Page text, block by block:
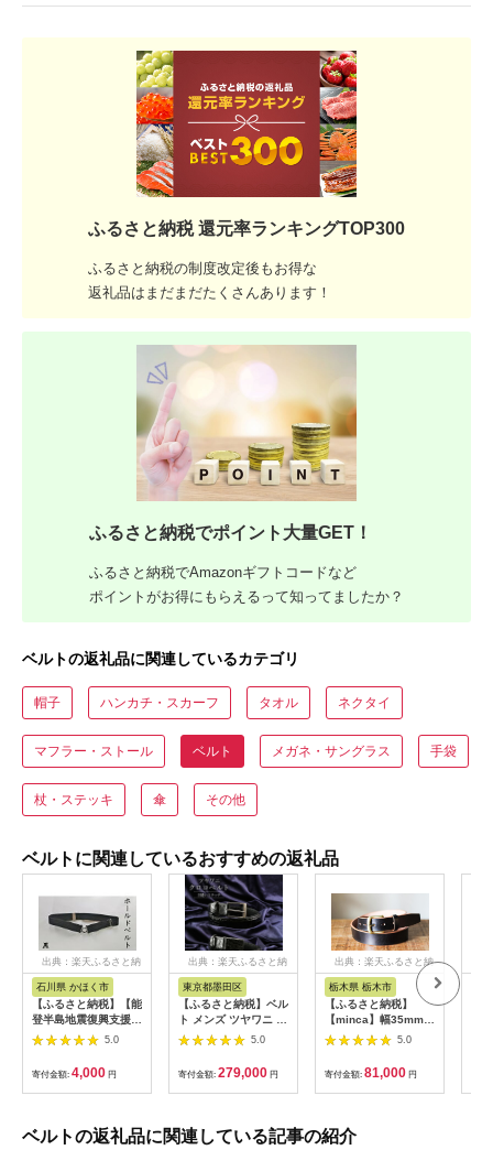
ふるさと納税 還元率ランキングTOP300
ふるさと納税の制度改定後もお得な
返礼品はまだまだたくさんあります！
ふるさと納税でポイント大量GET！
ふるさと納税でAmazonギフトコードなど
ポイントがお得にもらえるって知ってましたか？
ベルトの返礼品に関連しているカテゴリ
帽子 ハンカチ・スカーフ タオル ネクタイ
マフラー・ストール ベルト メガネ・サングラス 手袋
杖・ステッキ 傘 その他
ベルトに関連しているおすすめの返礼品
出典：楽天ふるさと納
石川県 かほく市
【ふるさと納税】【能
登半島地震復興支援】
ホールドベルト5.0
寄付金額: 4,000 円
出典：楽天ふるさと納
東京都墨田区
【ふるさと納税】ベル
ト メンズ ツヤワニ ク
ロコベルト 幅35mm
クロ 手縫いステッチ
レザー 革 本革 革製品
クロコダイル ワニ革
クロコダイルベルト
ベルト メンズベルト
黒 日本製 東京 東京都
5.0
寄付金額: 279,000 円
出典：楽天ふるさと納
栃木県 栃木市
【ふるさと納税】
【minca】幅35mmベ
ルト 栃木レザーの希
少な「ハーネスレザ
ー」使用の贅沢な1枚
革のレザーベルト/ブ
ラック/HL-
551【小物 ファッシ
ョン 人気 おすすめ 】
5.0
寄付金額: 81,000 円
ベルトの返礼品に関連している記事の紹介